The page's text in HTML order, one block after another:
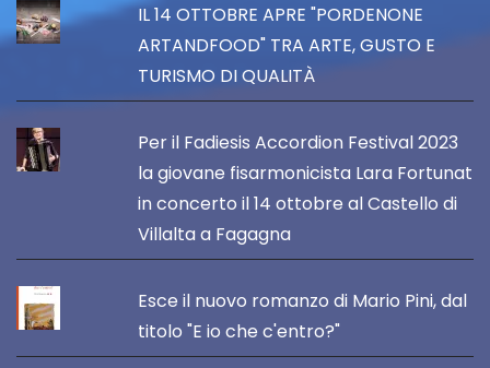
IL 14 OTTOBRE APRE "PORDENONE
ARTANDFOOD" TRA ARTE, GUSTO E
TURISMO DI QUALITÀ
Per il Fadiesis Accordion Festival 2023
la giovane fisarmonicista Lara Fortunat
in concerto il 14 ottobre al Castello di
Villalta a Fagagna
Esce il nuovo romanzo di Mario Pini, dal
titolo "E io che c'entro?"